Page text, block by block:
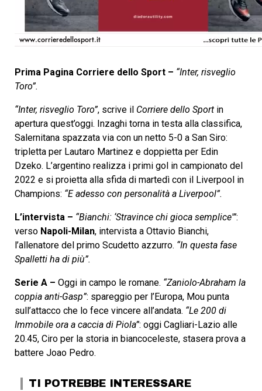
Prima Pagina Corriere dello Sport – “Inter, risveglio
Toro”.
“Inter, risveglio Toro”, scrive il Corriere dello Sport in
apertura quest’oggi. Inzaghi torna in testa alla classifica,
Salernitana spazzata via con un netto 5-0 a San Siro:
tripletta per Lautaro Martinez e doppietta per Edin
Dzeko. L’argentino realizza i primi gol in campionato del
2022 e si proietta alla sfida di martedì con il Liverpool in
Champions: “E adesso con personalità a Liverpool”.
L’intervista – “Bianchi: ‘Stravince chi gioca semplice'”:
verso Napoli-Milan, intervista a Ottavio Bianchi,
l’allenatore del primo Scudetto azzurro. “In questa fase
Spalletti ha di più”.
Serie A – Oggi in campo le romane. “Zaniolo-Abraham la
coppia anti-Gasp”: spareggio per l’Europa, Mou punta
sull’attacco che lo fece vincere all’andata. “Le 200 di
Immobile ora a caccia di Piola”: oggi Cagliari-Lazio alle
20.45, Ciro per la storia in biancoceleste, stasera prova a
battere Joao Pedro.
TI POTREBBE INTERESSARE